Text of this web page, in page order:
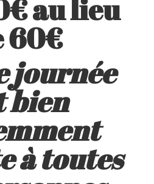
au lieu
60€
journée
bien
à toutes